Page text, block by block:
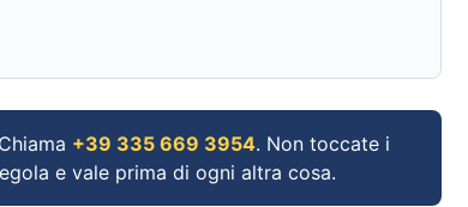
Chiama +39 335 669 3954. Non toccate i
e vale prima di ogni altra cosa.